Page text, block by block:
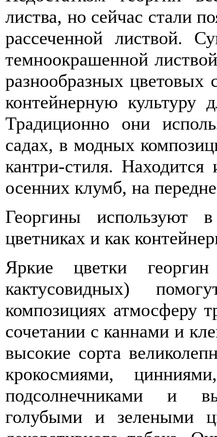
листва, но сейчас стали
рассеченной листвой.
темноокрашенной
разнообразных цветовых
контейнерную культуру
Традиционно они
садах, в модных
кантри-стиля.
осенних клумб, на
Георгины используют
цветниках и как
Яркие цветки
кактусовидных)
композициях атмосферу
сочетании с каннами и
высокие сорта
крокосмиями,
подсолнечниками и
голубыми и зелеными